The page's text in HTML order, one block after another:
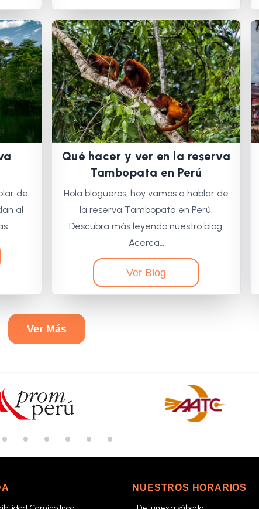
de
al
Qué hacer y ver en la reserva
Tambopata en Perú
Hola blogueros, hoy vamos a hablar de
la reserva Tambopata en Perú.
Descubra más leyendo nuestro blog.
Acerca…
Ver Blog
Ver Más
NUESTROS HORARIOS